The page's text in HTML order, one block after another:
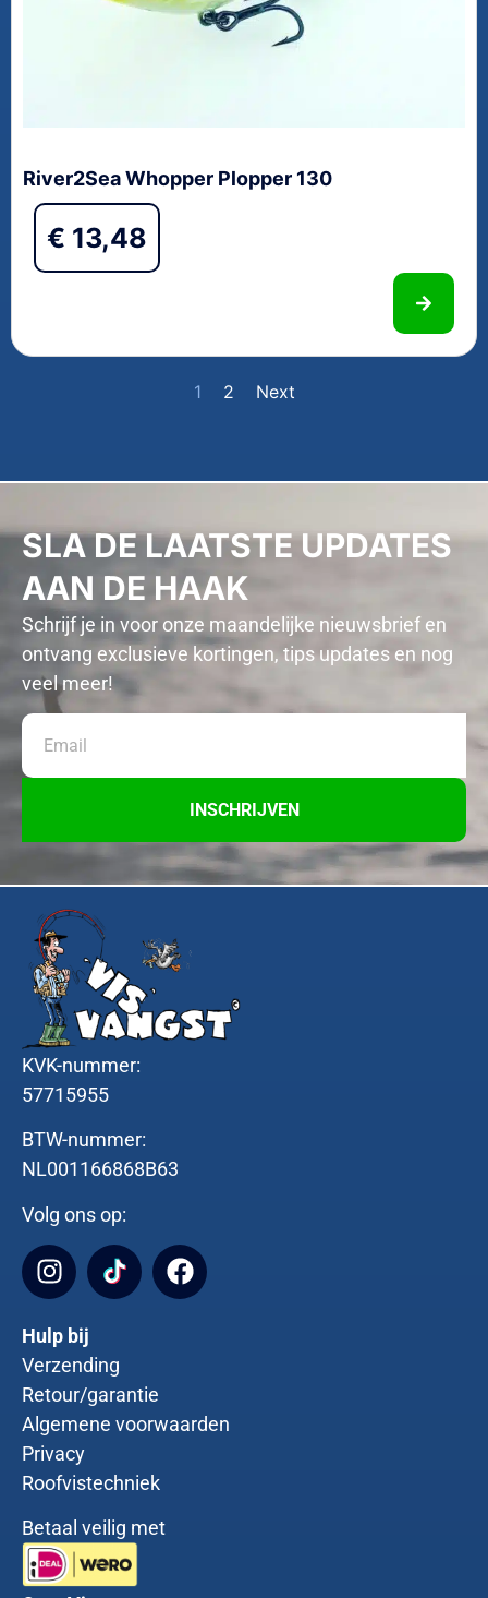
River2Sea Whopper Plopper 130
€ 13,48
1 2 Next
SLA DE LAATSTE UPDATES
AAN DE HAAK
Schrijf je in voor onze maandelijke nieuwsbrief en
ontvang exclusieve kortingen, tips updates en nog
veel meer!
INSCHRIJVEN
KVK-nummer:
57715955
BTW-nummer:
NL001166868B63
Volg ons op:
Hulp bij
Verzending
Retour/garantie
Algemene voorwaarden
Privacy
Roofvistechniek
Betaal veilig met